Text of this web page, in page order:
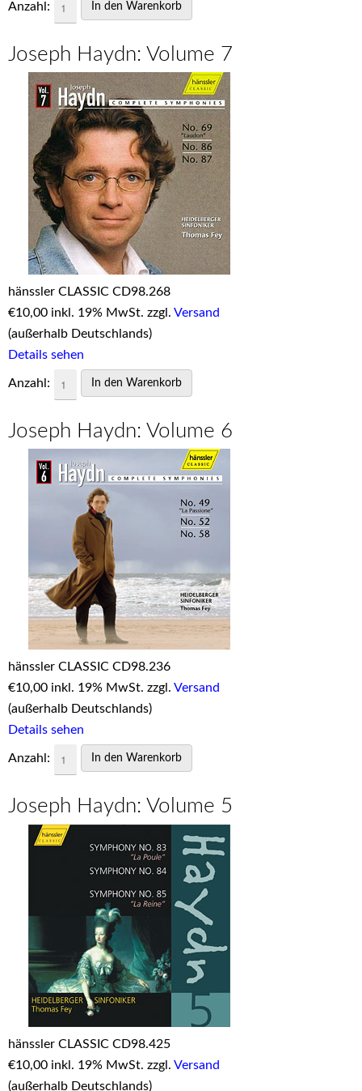
Anzahl:
Joseph Haydn: Volume 7
hänssler CLASSIC CD98.268
€10,00 inkl. 19% MwSt. zzgl. Versand
(außerhalb Deutschlands)
Details sehen
Anzahl:
Joseph Haydn: Volume 6
hänssler CLASSIC CD98.236
€10,00 inkl. 19% MwSt. zzgl. Versand
(außerhalb Deutschlands)
Details sehen
Anzahl:
Joseph Haydn: Volume 5
hänssler CLASSIC CD98.425
€10,00 inkl. 19% MwSt. zzgl. Versand
(außerhalb Deutschlands)